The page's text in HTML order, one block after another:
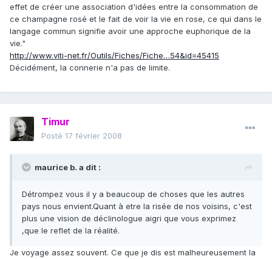
effet de créer une association d'idées entre la consommation de
ce champagne rosé et le fait de voir la vie en rose, ce qui dans le
langage commun signifie avoir une approche euphorique de la
vie."
http://www.viti-net.fr/Outils/Fiches/Fiche…54&id=45415
Décidément, la connerie n'a pas de limite.
Timur
Posté 17 février 2008
maurice b. a dit :
Détrompez vous il y a beaucoup de choses que les autres
pays nous envient.Quant à etre la risée de nos voisins, c'est
plus une vision de déclinologue aigri que vous exprimez
,que le reflet de la réalité.
Je voyage assez souvent. Ce que je dis est malheureusement la